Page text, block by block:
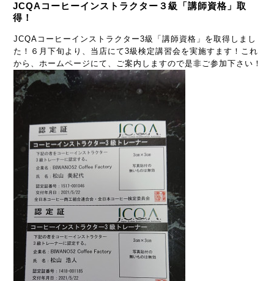
JCQAコーヒーインストラクター３級「講師資格」取
得！
JCQAコーヒーインストラクター3級「講師資格」を取得しまし
た！６月下旬より、当店にて3級検定講習会を実施すます！これ
から、ホームページにて、ご案内しますので是非ご参加下さい！